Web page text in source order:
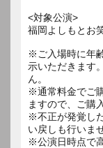
<対象公演>
福岡よしもとお
※ご入場時に年
示いただきます
ん。
※通常料金でご
ますので、ご購
※不正が発覚し
い戻しも行いま
※公演日時点で